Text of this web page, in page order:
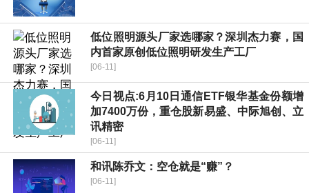
低位照明源头厂家选哪家？深圳杰力赛，国
内首家原创低位照明研发生产工厂
[06-11]
今日视点:6月10日通信ETF银华基金份额增
加7400万份，重仓股新易盛、中际旭创、立
讯精密
[06-11]
和讯陈乔文：空仓就是“赚”？
[06-11]